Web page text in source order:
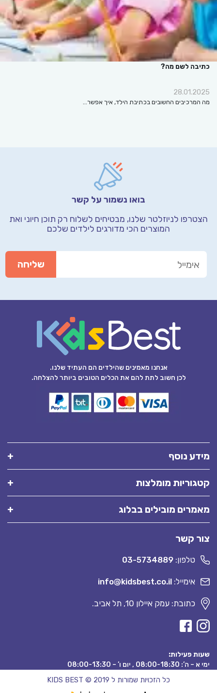
כתיבה לשם מה?
28.01.2025
מה המרכיבים החשובים בכתיבת הילד, איך אפשר…
בואו נשמור על קשר
הצטרפו לניוזלטר שלנו, מבטיחים לשלוח רק תוכן חיוני ואת
המוצרים הכי מדורגים לילדים שלכם
אנחנו מאמינים שהילדים הם העתיד שלנו.
לכן חשוב לתת להם את הכלים הטובים ביותר להצלחה.
מידע נוסף
קטגוריות מומלצות
מאמרים מובילים בבלוג
צור קשר
טלפון: 03-5734889
אימייל: info@kidsbest.co.il
כתובת: עמק איילון 10, תל אביב.
שעות פעילות:
ימי א – ה’: 08:00-18:30 , יום ו’ – 08:00-13:30
כל הזכויות שמורות ל KIDS BEST © 2019